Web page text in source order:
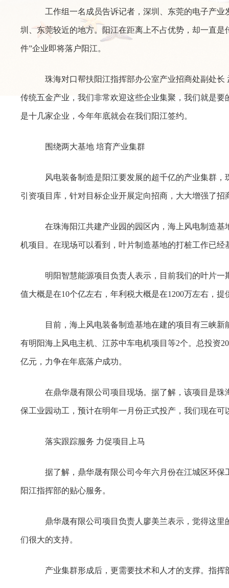
工作组一名成员告诉记者，深圳、东莞的电子产业
圳、东莞较近的地方。阳江在距离上不占优势，却一直
件”企业即将落户阳江。
珠海对口帮扶阳江指挥部办公室产业招商处副处长
传统五金产业，我们非常欢迎这些企业集聚，我们就是
是十几家企业，今年年底就会在我们阳江签约。
围绕两大基地 培育产业集群
风电装备制造是阳江要发展的超千亿的产业集群，
引资项目库，针对目标企业开展定向招商，大大增强了招
在珠海阳江共建产业园的园区内，海上风电制造基
机项目。在现场可以看到，叶片制造基地的打桩工作已
明阳智慧能源项目负责人表示，目前我们的叶片一
值大概是在10个亿左右，年利税大概是在1200万左右，提
目前，海上风电装备制造基地在建的项目有三峡新
有明阳海上风电主机、江苏中车电机项目等2个。总投资
亿元，力争在年底落户成功。
在鼎华晟有限公司项目现场。据了解，该项目是珠
保工业园动工，预计在明年一月份正式投产，我们现在
落实跟踪服务 力促项目上马
据了解，鼎华晟有限公司今年六月份在江城区环保
阳江指挥部的贴心服务。
鼎华晟有限公司项目负责人廖美兰表示，觉得这里
们很大的支持。
产业集群形成后，更需要技术和人才的支撑。指挥